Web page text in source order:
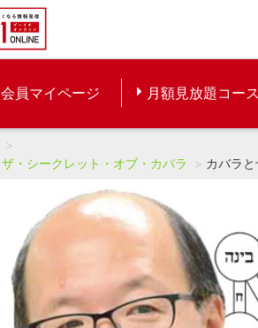
会員マイページ 月額見放題コース
ザ・シークレット・オブ・カバラ カバラ